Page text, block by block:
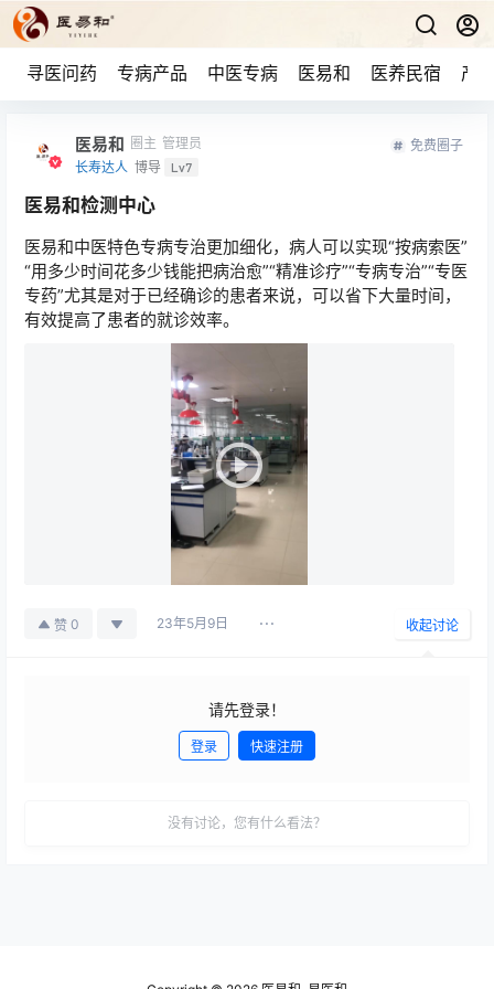
寻医问药 专病产品 中医专病 医易和 医养民宿 产
医易和 圈主 管理员
长寿达人 博导 Lv7
免费圈子
医易和检测中心
医易和中医特色专病专治更加细化，病人可以实现“按病索医”
“用多少时间花多少钱能把病治愈”“精准诊疗”“专病专治”“专医
专药”尤其是对于已经确诊的患者来说，可以省下大量时间，
有效提高了患者的就诊效率。
赞 0 23年5月9日 收起讨论
请先登录！
登录 快速注册
没有讨论，您有什么看法？